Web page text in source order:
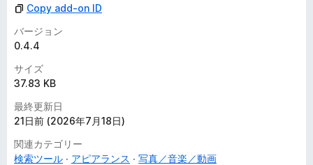
Copy add-on ID
バージョン
0.4.4
サイズ
37.83 KB
最終更新日
21日前 (2026年7月18日)
関連カテゴリー
検索ツール
アピアランス
写真／音楽／動画